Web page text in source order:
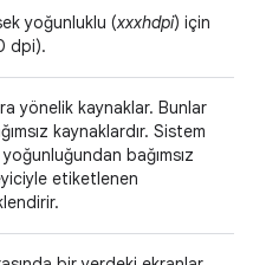
yoğunluklu (xxxhdpi) için
dpi).
yönelik kaynaklar. Bunlar
kaynaklardır. Sistem
bağımsız
etiketlenen